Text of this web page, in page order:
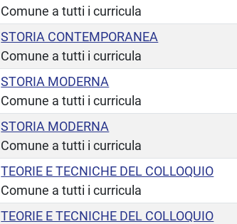
Comune a tutti i curricula
STORIA CONTEMPORANEA
Comune a tutti i curricula
STORIA MODERNA
Comune a tutti i curricula
STORIA MODERNA
Comune a tutti i curricula
TEORIE E TECNICHE DEL COLLOQUIO
Comune a tutti i curricula
TEORIE E TECNICHE DEL COLLOQUIO